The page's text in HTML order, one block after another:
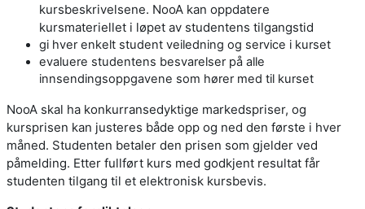
kursbeskrivelsene. NooA kan oppdatere
kursmateriellet i løpet av studentens tilgangstid
gi hver enkelt student veiledning og service i kurset
evaluere studentens besvarelser på alle
innsendingsoppgavene som hører med til kurset
NooA skal ha konkurransedyktige markedspriser, og
kursprisen kan justeres både opp og ned den første i hver
måned. Studenten betaler den prisen som gjelder ved
påmelding. Etter fullført kurs med godkjent resultat får
studenten tilgang til et elektronisk kursbevis.